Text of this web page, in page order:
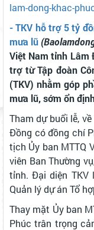
lam-dong-khac-
- TKV hỗ trợ 5 tỷ
mưa lũ
Việt Nam tỉnh Lâm
trợ từ Tập đoàn
(TKV) nhằm góp
mưa lũ, sớm ổn
Tham dự buổi lễ,
Đồng có đồng chí
tịch Ủy ban MTTQ
viên Ban Thường
tỉnh. Đại diện TKV
Quản lý dự án Tổ
Thay mặt Ủy ban
Phúc trân trọng